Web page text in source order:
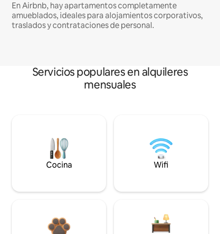
En Airbnb, hay apartamentos completamente
amueblados, ideales para alojamientos corporativos,
traslados y contrataciones de personal.
Servicios populares en alquileres
mensuales
Cocina Wifi